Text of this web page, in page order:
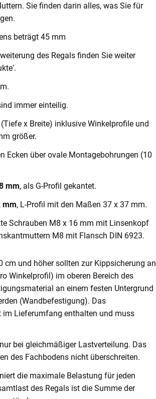
Sie finden darin alles, was Sie für
beträgt 45 mm
des Regals finden Sie weiter
immer einteilig.
x Breite) inklusive Winkelprofile und
größer.
Ecken über ovale Montagebohrungen (10
mm, als G-Profil gekantet.
mm, L-Profil mit den Maßen 37 x 37 mm.
Schrauben M8 x 16 mm mit Linsenkopf
M8 mit Flansch DIN 6923.
cm und höher sollten zur Kippsicherung an
Winkelprofil) im oberen Bereich des
an einem festen Untergrund
(Wandbefestigung). Das
Lieferumfang enthalten und muss
bei gleichmäßiger Lastverteilung. Das
des Fachbodens nicht überschreiten.
die maximale Belastung für jeden
des Regals ist die Summe der